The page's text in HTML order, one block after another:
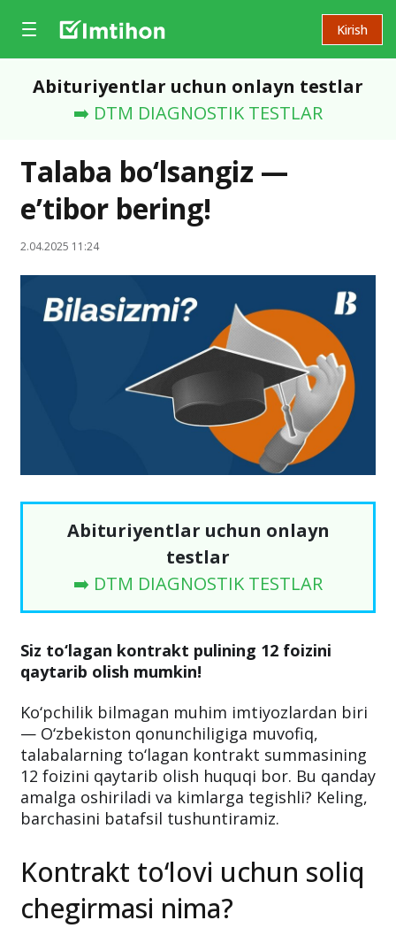
Kirish
Abituriyentlar uchun onlayn testlar
➡️ DTM DIAGNOSTIK TESTLAR
Talaba bo‘lsangiz —
e’tibor bering!
2.04.2025 11:24
Abituriyentlar uchun onlayn
testlar
➡️ DTM DIAGNOSTIK TESTLAR
Siz to‘lagan kontrakt pulining 12 foizini
qaytarib olish mumkin!
Ko‘pchilik bilmagan muhim imtiyozlardan biri
— O‘zbekiston qonunchiligiga muvofiq,
talabalarning to‘lagan kontrakt summasining
12 foizini qaytarib olish huquqi bor. Bu qanday
amalga oshiriladi va kimlarga tegishli? Keling,
barchasini batafsil tushuntiramiz.
Kontrakt to‘lovi uchun soliq
chegirmasi nima?